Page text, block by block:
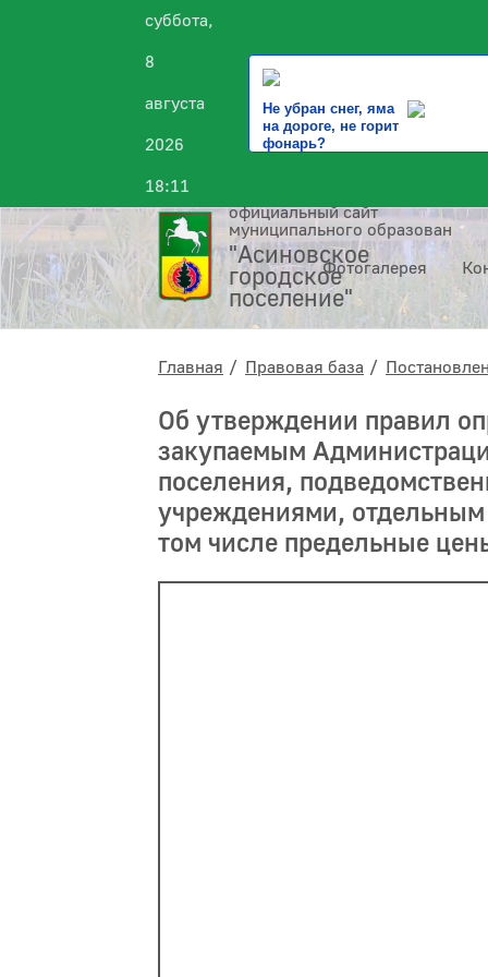
суббота,
8
августа
2026
18:11
Не убран снег, яма
на дороге, не горит
фонарь?
официальный сайт
муниципального образования
"Асиновское
городское
поселение"
Фотогалерея
Главная Правовая база
Об утверждении правил
закупаемым
поселения,
учреждениями, отдельным
том числе предельные